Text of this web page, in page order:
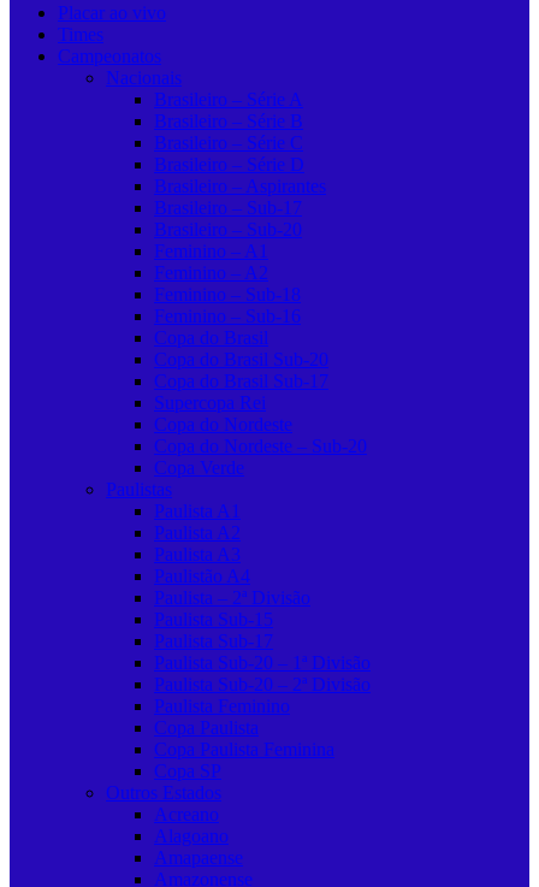
Placar ao vivo
Times
Campeonatos
Nacionais
Brasileiro – Série A
Brasileiro – Série B
Brasileiro – Série C
Brasileiro – Série D
Brasileiro – Aspirantes
Brasileiro – Sub-17
Brasileiro – Sub-20
Feminino – A1
Feminino – A2
Feminino – Sub-18
Feminino – Sub-16
Copa do Brasil
Copa do Brasil Sub-20
Copa do Brasil Sub-17
Supercopa Rei
Copa do Nordeste
Copa do Nordeste – Sub-20
Copa Verde
Paulistas
Paulista A1
Paulista A2
Paulista A3
Paulistão A4
Paulista – 2ª Divisão
Paulista Sub-15
Paulista Sub-17
Paulista Sub-20 – 1ª Divisão
Paulista Sub-20 – 2ª Divisão
Paulista Feminino
Copa Paulista
Copa Paulista Feminina
Copa SP
Outros Estados
Acreano
Alagoano
Amapaense
Amazonense